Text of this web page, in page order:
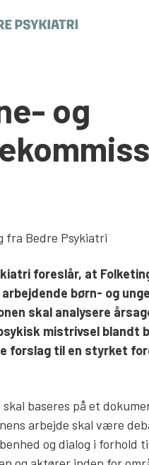
og
fra Bedre Psykiatri
foreslår, at
børn- og
skal analysere
mistrivsel blandt
til en styrket
skal baseres på et
arbejde skal være
og dialog i forhold